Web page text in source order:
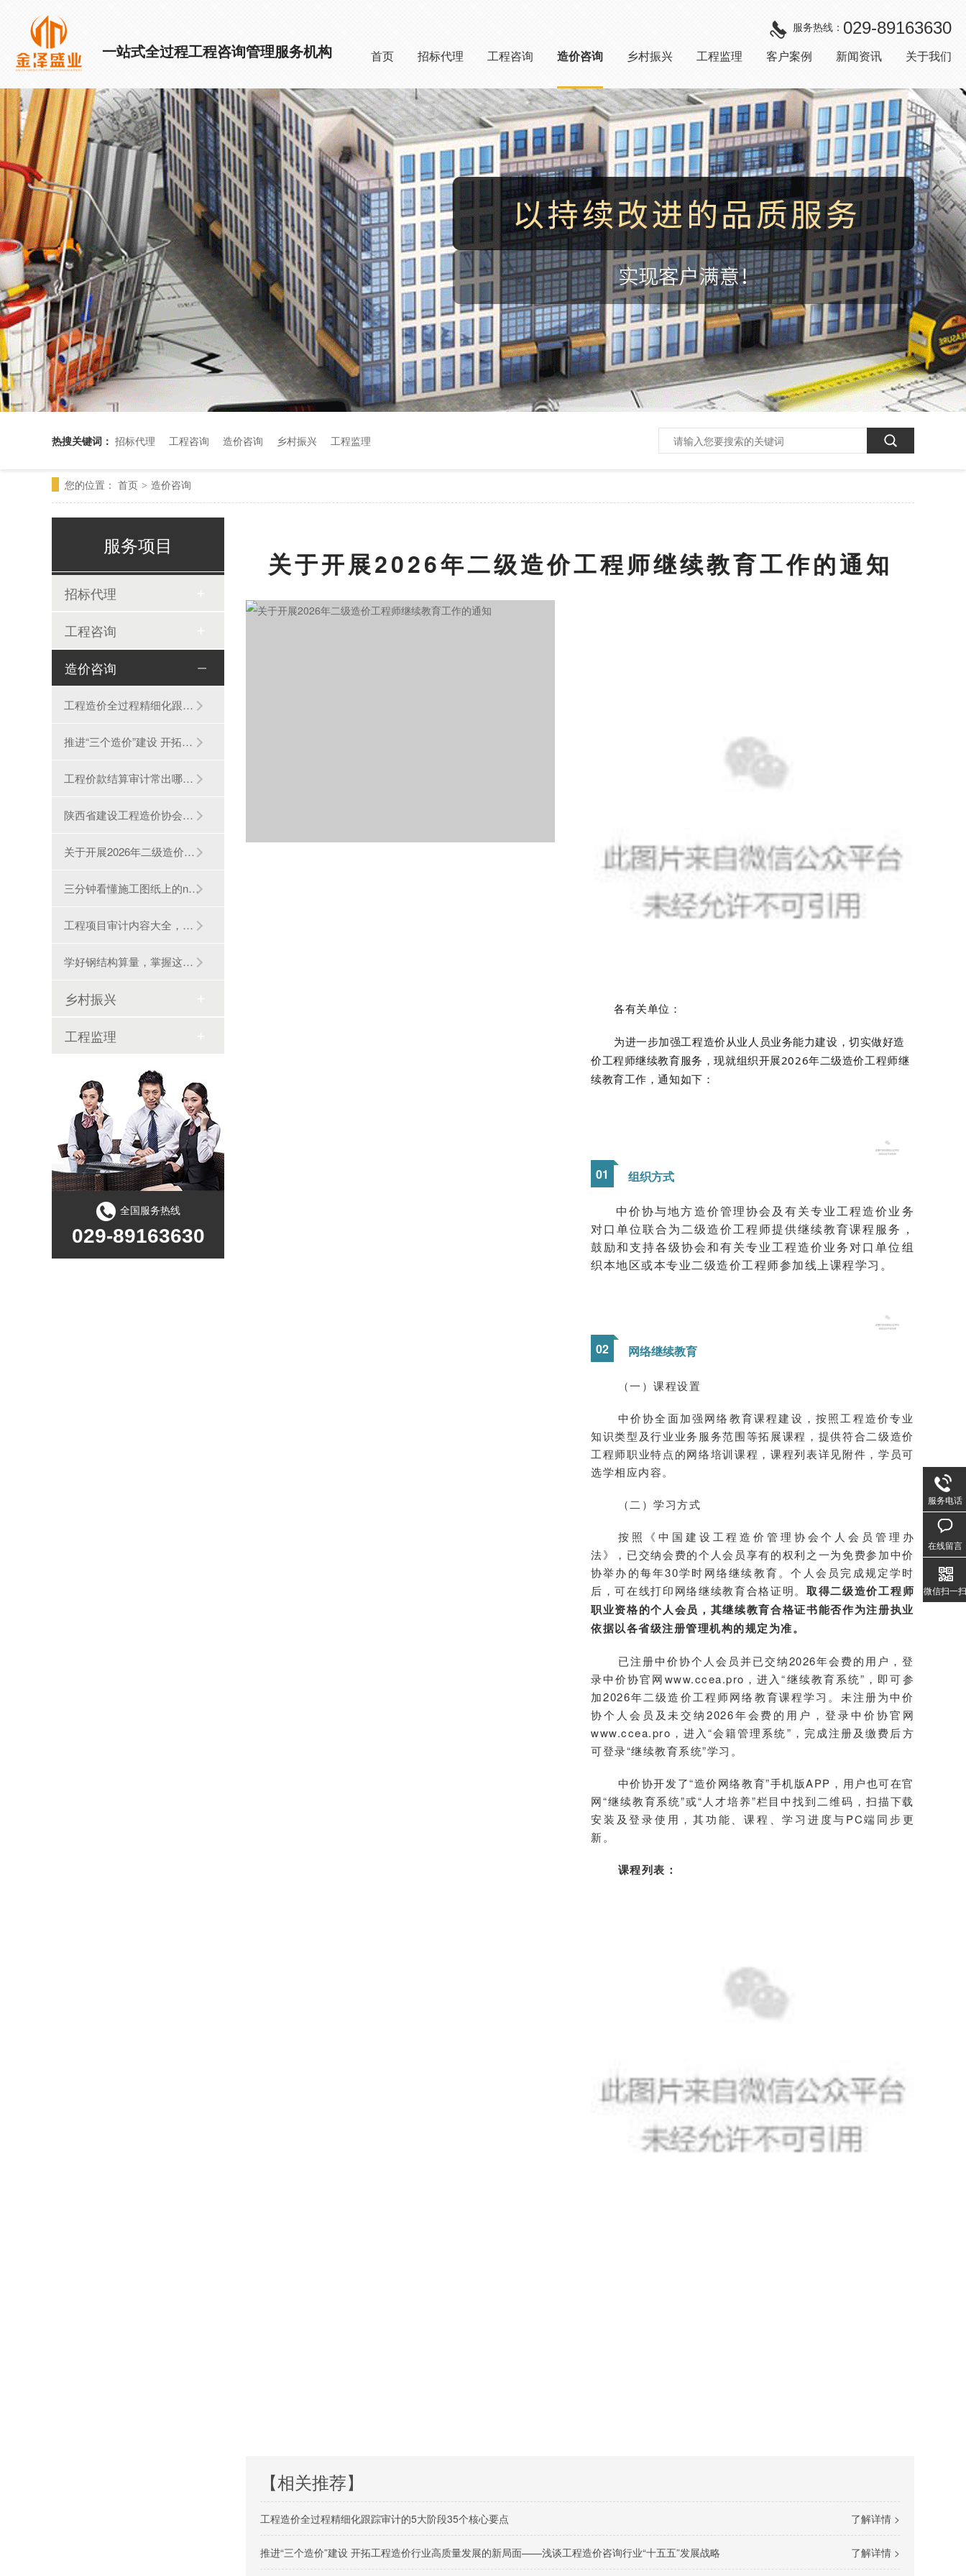
一站式全过程工程咨询管理服务机构
服务热线： 029-89163630
首页 招标代理 工程咨询 造价咨询 乡村振兴 工程监理 客户案例 新闻资讯 关于我们
热搜关键词： 招标代理 工程咨询 造价咨询 乡村振兴 工程监理
您的位置： 首页 > 造价咨询
关于开展2026年二级造价工程师继续教育工作的通知
各有关单位：
为进一步加强工程造价从业人员业务能力建设，切实做好造
价工程师继续教育服务，现就组织开展2026年二级造价工程师继
续教育工作，通知如下：
01 组织方式
中价协与地方造价管理协会及有关专业工程造价业务
对口单位联合为二级造价工程师提供继续教育课程服务，
鼓励和支持各级协会和有关专业工程造价业务对口单位组
织本地区或本专业二级造价工程师参加线上课程学习。
02 网络继续教育
（一）课程设置
中价协全面加强网络教育课程建设，按照工程造价专业
知识类型及行业业务服务范围等拓展课程，提供符合二级造价
工程师职业特点的网络培训课程，课程列表详见附件，学员可
选学相应内容。
（二）学习方式
按照《中国建设工程造价管理协会个人会员管理办
法》，已交纳会费的个人会员享有的权利之一为免费参加中价
协举办的每年30学时网络继续教育。个人会员完成规定学时
后，可在线打印网络继续教育合格证明。取得二级造价工程师
职业资格的个人会员，其继续教育合格证书能否作为注册执业
依据以各省级注册管理机构的规定为准。
已注册中价协个人会员并已交纳2026年会费的用户，登
录中价协官网www.ccea.pro，进入“继续教育系统”，即可参
加2026年二级造价工程师网络教育课程学习。未注册为中价
协个人会员及未交纳2026年会费的用户，登录中价协官网
www.ccea.pro，进入“会籍管理系统”，完成注册及缴费后方
可登录“继续教育系统”学习。
中价协开发了“造价网络教育”手机版APP，用户也可在官
网“继续教育系统”或“人才培养”栏目中找到二维码，扫描下载
安装及登录使用，其功能、课程、学习进度与PC端同步更
新。
课程列表：
【相关推荐】
了解详情 >
工程造价全过程精细化跟踪审计的5大阶段35个核心要点
了解详情 >
推进“三个造价”建设 开拓工程造价行业高质量发展的新局面——浅谈工程造价咨询行业“十五五”发展战略
服务项目
招标代理
工程咨询
造价咨询
工程造价全过程精细化跟踪审计的5大阶段35个···
推进“三个造价”建设 开拓工程造价行业高···
工程价款结算审计常出哪些问题？这些重点必···
陕西省建设工程造价协会关于开展2026年度一···
关于开展2026年二级造价工程师继续教育工作···
三分钟看懂施工图纸上的n个符号
工程项目审计内容大全，解决90%审计难题！
学好钢结构算量，掌握这些计算要点很重要！
乡村振兴
工程监理
全国服务热线
029-89163630
服务电话
在线留言
微信扫一扫